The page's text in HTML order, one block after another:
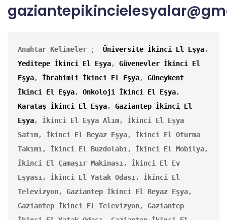
Anahtar Kelimeler ; Üniversite İkinci El Eşya
Yeditepe İkinci El Eşya, Güvenevler İkinci El
Eşya, İbrahimli İkinci El Eşya, Güneykent
İkinci El Eşya, Onkoloji İkinci El Eşya
Karataş İkinci El Eşya, Gaziantep İkinci El
Eşya,
İkinci El Eşya Alım, İkinci El Eşya
Satım, İkinci El Beyaz Eşya, İkinci El Oturma
Takımı, İkinci El Buzdolabı, İkinci El Mobilya,
İkinci El Çamaşır Makinası,
İkinci El Ev
Eşyası, İkinci El Yatak Odası, İkinci El
Televizyon, Gaziantep İkinci El Beyaz Eşya,
Gaziantep İkinci El Televizyon, Gaziantep